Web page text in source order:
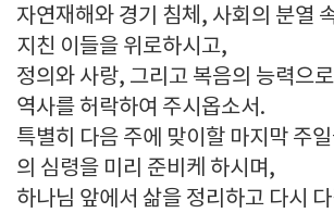
자연재해와 경기 침체, 사회의 분열
지친 이들을 위로하시고,
정의와 사랑, 그리고 복음의 능력으
역사를 허락하여 주시옵소서.
특별히 다음 주에 맞이할 마지막 주
의 심령을 미리 준비케 하시며,
하나님 앞에서 삶을 정리하고 다시